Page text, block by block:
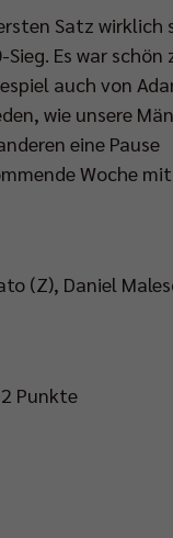
Satz wirklich
Es war schön
auch von
wie unsere
eine Pause
Woche
(Z), Daniel
Punkte